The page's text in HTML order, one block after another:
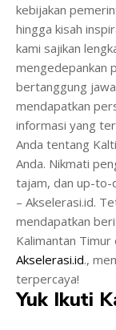
kebijakan
hingga kisah
kami sajikan
mengedepankan
bertanggung
mendapatkan
informasi yang
Anda tentang
Anda. Nikmati
tajam, dan up-to-
– Akselerasi.id.
mendapatkan
Kalimantan
Akselerasi.id.,
terpercaya!
Yuk Ikuti